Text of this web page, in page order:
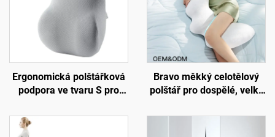
Ergonomická polštářková
podpora ve tvaru S pro
židli do kanceláře,
Bravo měkký celotělový
polštář pro dospělé, velký
na boku, těhotenský
polštář, tělový polštář BP-2